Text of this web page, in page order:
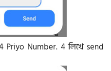
Priyo Number. 4 লিখে send